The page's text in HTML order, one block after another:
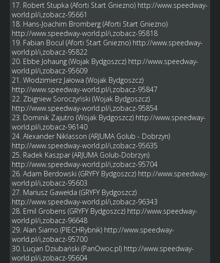
17. Robert Stupka (Aforti Start Gniezno) http://www.speedway-
world.pl/i,zobacz-95661
18. Hans-Joachim Bromberg (Aforti Start Gniezno)
http://www.speedway-world.pl/i,zobacz-95818
19. Fabian Bocul (Aforti Start Gniezno) http://www.speedway-
world.pl/i,zobacz-95822
20. Ebbe Johaung (Wojak Bydgoszcz) http://www.speedway-
world.pl/i,zobacz-95609
21. Włodzimierz Jałowa (Wojak Bydgoszcz)
http://www.speedway-world.pl/i,zobacz-95847
22. Zbigniew Soroczyński (Wojak Bydgoszcz)
http://www.speedway-world.pl/i,zobacz-95854
23. Dominik Zajutro (Wojak Bydgoszcz) http://www.speedway-
world.pl/i,zobacz-96140
24. Alexander Niklasson (ARJUMA Golub - Dobrzyn)
http://www.speedway-world.pl/i,zobacz-95635
25. Radek Kaszpar (ARJUMA Golub-Dobrzyn)
http://www.speedway-world.pl/i,zobacz-95704
26. Adam Berdowski (GRYFY Bydgoszcz) http://www.speedway-
world.pl/i,zobacz-95603
27. Mariusz Gawełda (GRYFY Bydgoszcz)
http://www.speedway-world.pl/i,zobacz-96343
28. Emil Grobens (GRYFY Bydgoszcz) http://www.speedway-
world.pl/i,zobacz-96648
29. Alan Siarno (PIECHRybnik) http://www.speedway-
world.pl/i,zobacz-95700
30. Lucjan Dziubański (PanOwoc.pl) http://www.speedway-
world.pl/i,zobacz-95604